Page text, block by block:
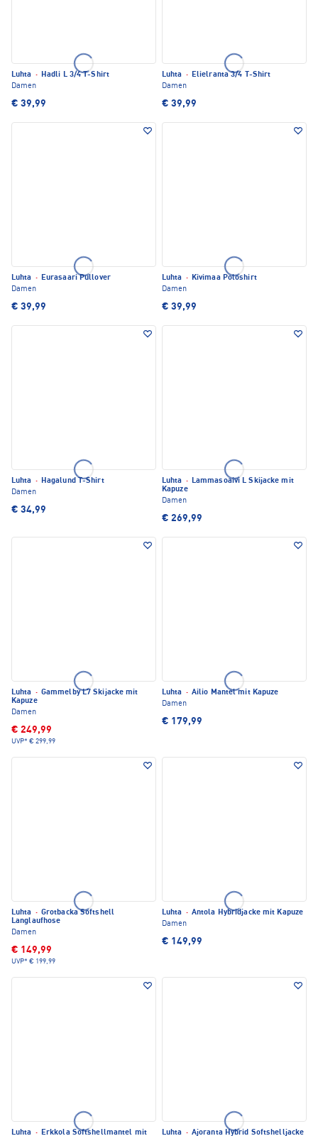
Luhta · Hadli L 3/4 T-Shirt
Damen
€ 39,99
Luhta · Elielranta 3/4 T-Shirt
Damen
€ 39,99
Luhta · Eurasaari Pullover
Damen
€ 39,99
Luhta · Kivimaa Poloshirt
Damen
€ 39,99
Luhta · Hagalund T-Shirt
Damen
€ 34,99
Luhta · Lammasoaivi L Skijacke mit
Kapuze
Damen
€ 269,99
Luhta · Gammelby L7 Skijacke mit
Kapuze
Damen
€ 249,99
UVP* € 299,99
Luhta · Ailio Mantel mit Kapuze
Damen
€ 179,99
Luhta · Grotbacka Softshell
Langlaufhose
Damen
€ 149,99
UVP* € 199,99
Luhta · Antola Hybridjacke mit Kapuze
Damen
€ 149,99
Luhta · Erkkola Softshellmantel mit Luhta · Ajoranta Hybrid Softshelljacke